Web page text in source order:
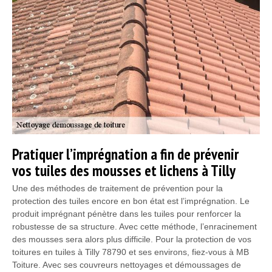
Pratiquer l’imprégnation a fin de prévenir
vos tuiles des mousses et lichens à Tilly
Une des méthodes de traitement de prévention pour la
protection des tuiles encore en bon état est l’imprégnation. Le
produit imprégnant pénètre dans les tuiles pour renforcer la
robustesse de sa structure. Avec cette méthode, l’enracinement
des mousses sera alors plus difficile. Pour la protection de vos
toitures en tuiles à Tilly 78790 et ses environs, fiez-vous à MB
Toiture. Avec ses couvreurs nettoyages et démoussages de